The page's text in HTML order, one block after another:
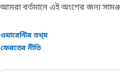
আমরা বর্তমানে এই অংশের জন্য
ওয়ারেন্টির তথ্য়
ফেরতের নীতি